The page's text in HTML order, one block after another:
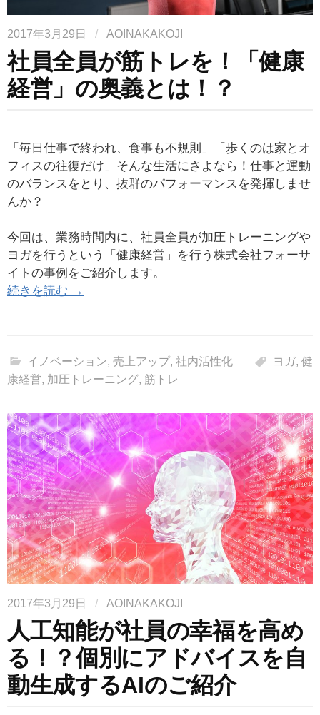
2017年3月29日 / AOINAKAKOJI
社員全員が筋トレを！「健康
経営」の奥義とは！？
「毎日仕事で終われ、食事も不規則」「歩くのは家とオ
フィスの往復だけ」そんな生活にさよなら！仕事と運動
のバランスをとり、抜群のパフォーマンスを発揮しませ
んか？
今回は、業務時間内に、社員全員が加圧トレーニングや
ヨガを行うという「健康経営」を行う株式会社フォーサ
イトの事例をご紹介します。
続きを読む →
イノベーション, 売上アップ, 社内活性化 ヨガ, 健
康経営, 加圧トレーニング, 筋トレ
2017年3月29日 / AOINAKAKOJI
人工知能が社員の幸福を高め
る！？個別にアドバイスを自
動生成するAIのご紹介